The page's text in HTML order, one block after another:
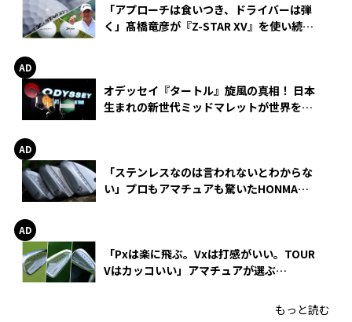
「アプローチは食いつき、ドライバーは弾
く」髙橋竜彦が『Z-STAR XV』を使い続け
オデッセイ『タートル』旋風の真相！ 日本
生まれの新世代ミッドマレットが世界を席
「ステンレスなのは言われないとわからな
い」プロもアマチュアも驚いたHONMA
「Pxは楽に飛ぶ。Vxは打感がいい。TOUR
Vはカッコいい」アマチュアが選ぶ
もっと読む